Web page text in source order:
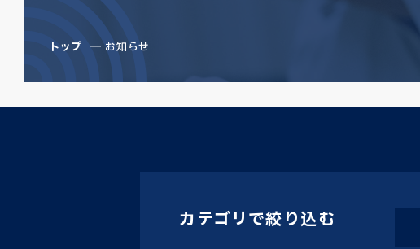
トップ お知らせ
カテゴリで絞り込む